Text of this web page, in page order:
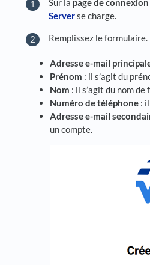
Serverse charge.
Remplissez le formulaire.
Adresse e-mail
Prénom : il s’agit du
Nom : il s’agit du nom
Numéro de téléphone :
Adresse e-mail
un compte.